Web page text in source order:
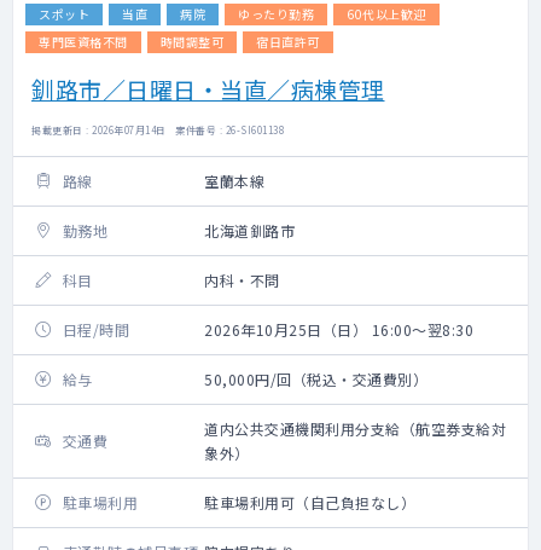
スポット 当直 病院 ゆったり勤務
60代以上歓迎
専門医資格不問
時間調整可 宿日直許可
釧路市／日曜日・当直／病棟管理
掲載更新日 : 2026年07月14日 案件番号 : 26-SI601138
路線 室蘭本線
勤務地 北海道釧路市
科目 内科・不問
日程/時間 2026年10月25日（日） 16:00～翌8:30
給与 50,000円/回（税込・交通費別）
交通費
道内公共交通機関利用分支給（航空券支給対
象外）
駐車場利用 駐車場利用可（自己負担なし）